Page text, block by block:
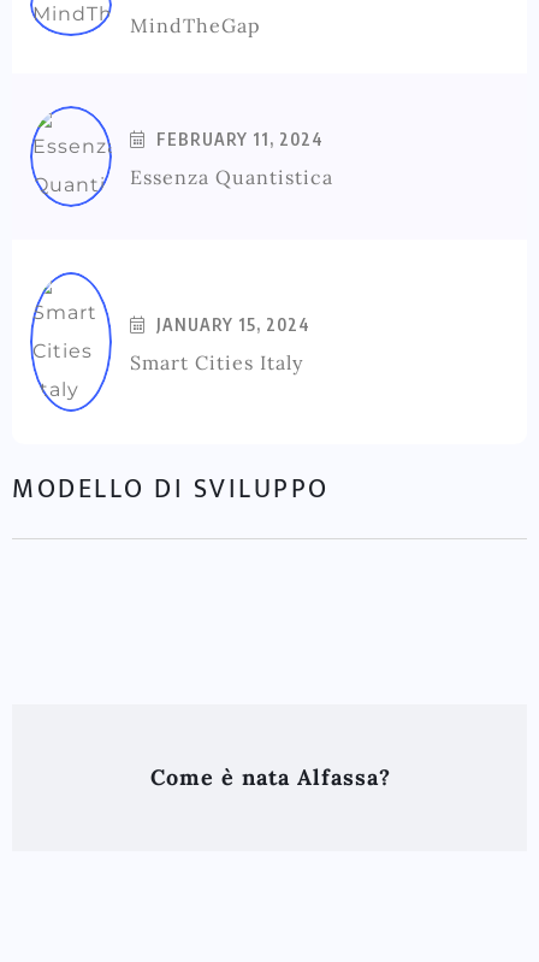
MindTheGap
FEBRUARY 11, 2024
Essenza Quantistica
JANUARY 15, 2024
Smart Cities Italy
MODELLO DI SVILUPPO
Come è nata Alfassa?